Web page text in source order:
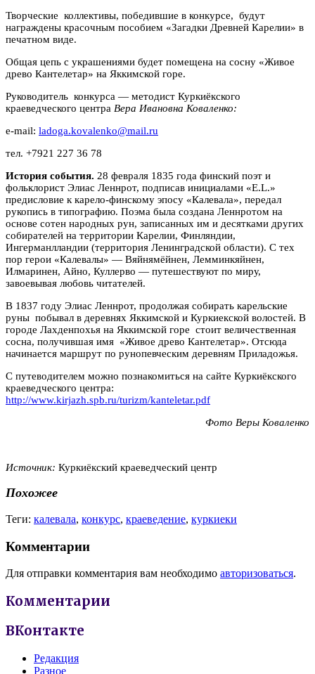
Творческие коллективы, победившие в конкурсе, будут
награждены красочным пособием «Загадки Древней Карелии» в
печатном виде.
Общая цепь с украшениями будет помещена на сосну «Живое
древо Кантелетар» на Яккимской горе.
Руководитель конкурса — методист Куркиёкского
краеведческого центра Вера Ивановна Коваленко:
e-mail: ladoga.kovalenko@mail.ru
тел. +7921 227 36 78
История события. 28 февраля 1835 года финский поэт и
фольклорист Элиас Леннрот, подписав инициалами «E.L.»
предисловие к карело-финскому эпосу «Калевала», передал
рукопись в типографию. Поэма была создана Леннротом на
основе сотен народных рун, записанных им и десятками других
собирателей на территории Карелии, Финляндии,
Ингерманлландии (территория Ленинградской области). С тех
пор герои «Калевалы» — Вяйнямёйнен, Лемминкяйнен,
Илмаринен, Айно, Куллерво — путешествуют по миру,
завоевывая любовь читателей.
В 1837 году Элиас Леннрот, продолжая собирать карельские
руны побывал в деревнях Яккимской и Куркиекской волостей. В
городе Лахденпохья на Яккимской горе стоит величественная
сосна, получившая имя «Живое древо Кантелетар». Отсюда
начинается маршрут по рунопевческим деревням Приладожья.
С путеводителем можно познакомиться на сайте Куркиёкского
краеведческого центра:
http://www.kirjazh.spb.ru/turizm/kanteletar.pdf
Фото Веры Коваленко
Источник: Куркиёкский краеведческий центр
Похожее
Теги: калевала, конкурс, краеведение, куркиеки
Комментарии
Для отправки комментария вам необходимо авторизоваться.
Комментарии
ВКонтакте
Редакция
Разное